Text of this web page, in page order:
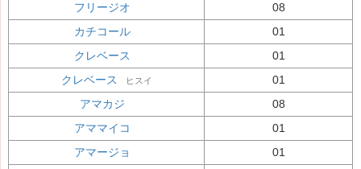
フリージオ
08
カチコール
01
クレベース
01
クレベース
ヒスイ
01
アマカジ
08
アママイコ
01
アマージョ
01